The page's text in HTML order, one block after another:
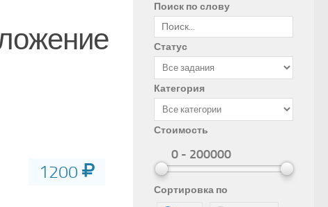
1200
Поиск по слову
Статус
Категория
Стоимость
0 - 200000
Сортировка по